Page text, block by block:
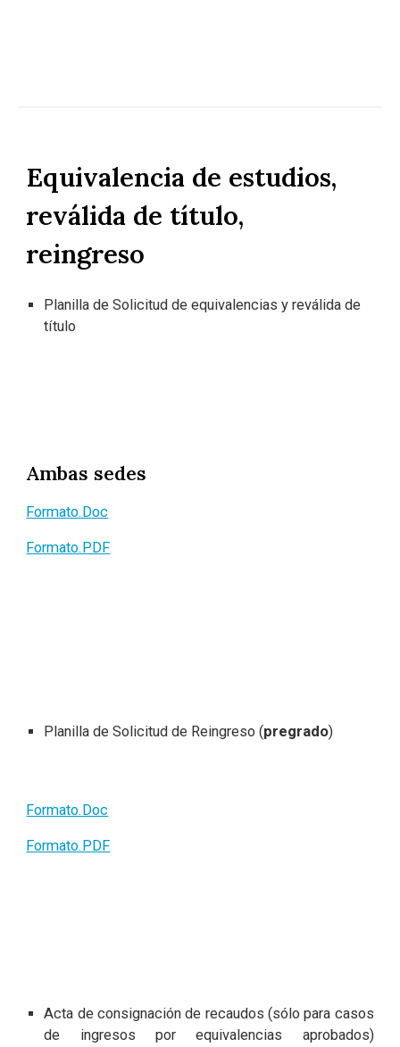
Equivalencia de estudios,
reválida de título,
reingreso
Planilla de Solicitud de equivalencias y reválida de
título
Ambas sedes
Formato.Doc
Formato.PDF
Planilla de Solicitud de Reingreso (pregrado)
Formato.Doc
Formato.PDF
Acta de consignación de recaudos (sólo para casos
de ingresos por equivalencias aprobados)